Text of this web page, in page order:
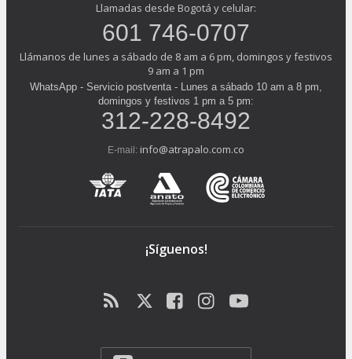
Llamadas desde Bogotá y celular:
601 746-0707
Llámanos de lunes a sábado de 8 am a 6 pm, domingos y festivos
9 am a 1 pm
WhatsApp - Servicio postventa - Lunes a sábado 10 am a 8 pm,
domingos y festivos 1 pm a 5 pm:
312-228-8492
E-mail: info@atrapalo.com.co
¡Síguenos!